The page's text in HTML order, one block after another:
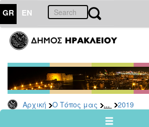
GR EN
Αρχική Ο Τόπος μας ... 2019
ΤΟΠΟΣ
ΜΑΣ
Ανακοινώσεις
Αρχείο
2026